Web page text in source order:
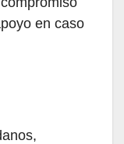
en caso